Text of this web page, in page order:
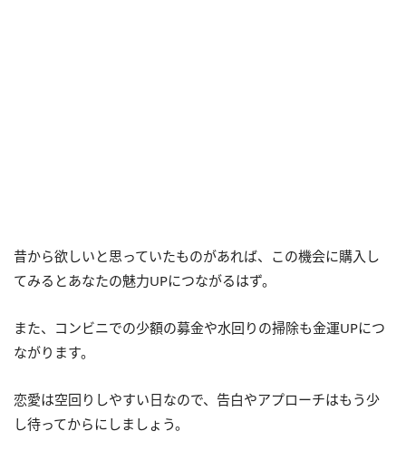
昔から欲しいと思っていたものがあれば、この機会に購入し
てみるとあなたの魅力UPにつながるはず。
また、コンビニでの少額の募金や水回りの掃除も金運UPにつ
ながります。
恋愛は空回りしやすい日なので、告白やアプローチはもう少
し待ってからにしましょう。